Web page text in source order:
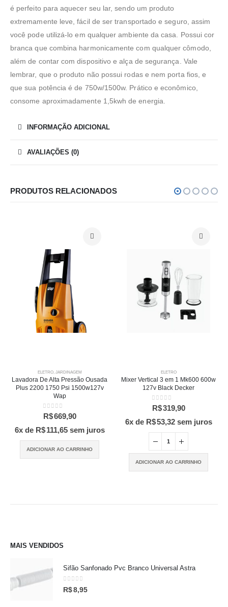
é perfeito para aquecer seu lar, sendo um produto
extremamente leve, fácil de ser transportado e seguro, assim
você pode utilizá-lo em qualquer ambiente da casa. Possui cor
branca que combina harmonicamente com qualquer cômodo,
além de contar com dispositivo e alça de segurança. Vale
lembrar, que o produto não possui rodas e nem porta fios, e
que sua potência é de 750w/1500w. Prático e econômico,
consome aproximadamente 1,5kwh de energia.
INFORMAÇÃO ADICIONAL
AVALIAÇÕES (0)
PRODUTOS RELACIONADOS
ELETRO, JARDINAGEM
Lavadora De Alta Pressão Ousada
Plus 2200 1750 Psi 1500w127v
Wap
0out of 5
R$669,90
6x de R$ 111,65 sem juros
ADICIONAR AO CARRINHO
ELETRO
Mixer Vertical 3 em 1 Mk600 600w
127v Black Decker
0out of 5
R$319,90
6x de R$53,32 sem juros
ADICIONAR AO CARRINHO
MAIS VENDIDOS
Sifão Sanfonado Pvc Branco Universal Astra
0out of 5
R$8,95